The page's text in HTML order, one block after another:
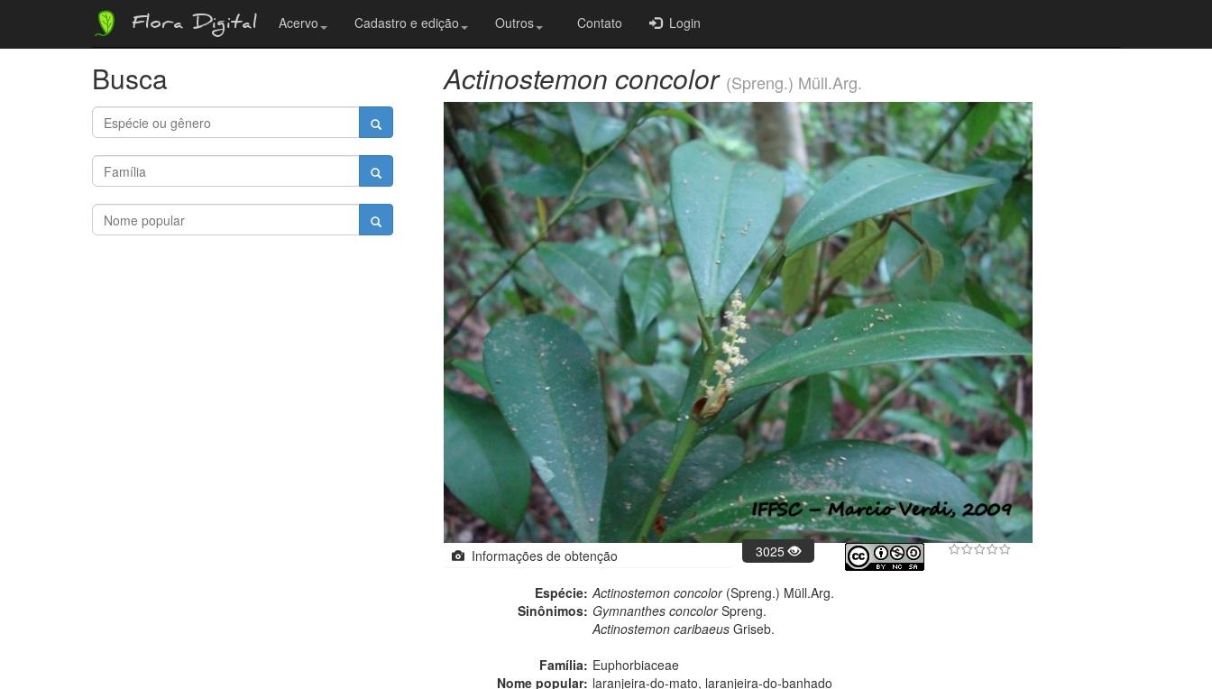
Flora Digital Acervo Cadastro e edição Outros Contato Login
Busca Actinostemon concolor (Spreng.) Müll.Arg.
Informações de obtenção 3025
Espécie: Actinostemon concolor(Spreng.) Müll.Arg.
Sinônimos: Gymnanthes concolorSpreng.
Actinostemon caribaeus Griseb.
Família: Euphorbiaceae
Nome popular: laranjeira-do-mato, laranjeira-do-banhado